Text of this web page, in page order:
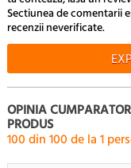
Sectiunea de comentarii
recenzii neverificate.
OPINIA
PRODUS
100din100de la1